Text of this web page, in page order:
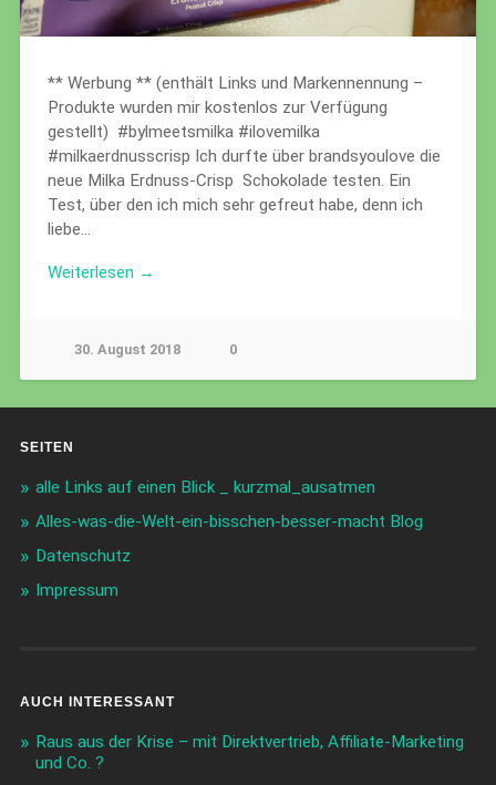
** Werbung ** (enthält Links und Markennennung –
Produkte wurden mir kostenlos zur Verfügung
gestellt) #bylmeetsmilka #ilovemilka
#milkaerdnusscrisp Ich durfte über brandsyoulove die
neue Milka Erdnuss-Crisp Schokolade testen. Ein
Test, über den ich mich sehr gefreut habe, denn ich
liebe…
Weiterlesen →
30. August 2018 0
SEITEN
alle Links auf einen Blick _ kurzmal_ausatmen
Alles-was-die-Welt-ein-bisschen-besser-macht Blog
Datenschutz
Impressum
AUCH INTERESSANT
Raus aus der Krise – mit Direktvertrieb, Affiliate-Marketing
und Co. ?